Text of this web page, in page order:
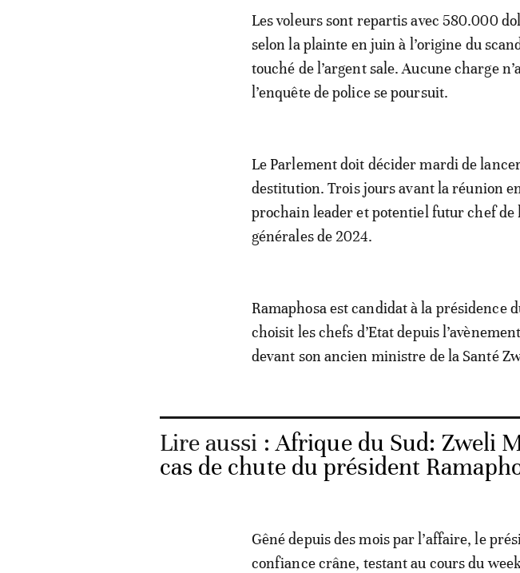
Les voleurs sont repartis avec 580.000
selon la plainte en juin à l’origine du
touché de l’argent sale. Aucune charge
l’enquête de police se poursuit.
Le Parlement doit décider mardi de
destitution. Trois jours avant la réunion
prochain leader et potentiel futur chef de
générales de 2024.
Ramaphosa est candidat à la présidence
choisit les chefs d’Etat depuis
devant son ancien ministre de la Santé
Lire aussi :Afrique du Sud: Zweli
cas de chute du président
Gêné depuis des mois par l’affaire, le
confiance crâne, testant au cours du